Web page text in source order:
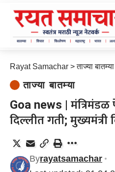
Rayat Samachar >ताज्या बातम्या
ताज्या बातम्या
Goa news | मंत्रिमंडळ
दिल्लीत गती; मुख्यमंत्री
Byrayatsamachar